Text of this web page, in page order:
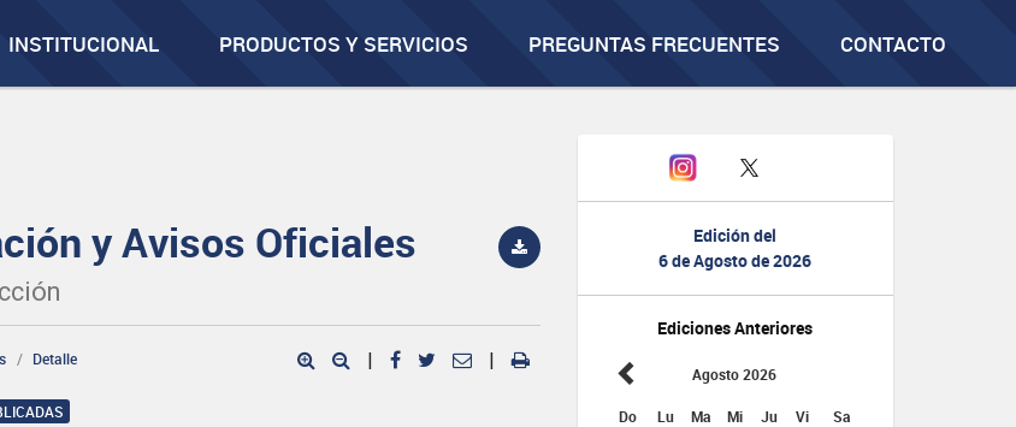
INSTITUCIONAL PRODUCTOS Y SERVICIOS PREGUNTAS FRECUENTES CONTACTO
Edición del
6 de Agosto de 2026
Ediciones Anteriores
Agosto 2026
Do Lu Ma Mi Ju Vi Sa
y Avisos Oficiales
Detalle | |